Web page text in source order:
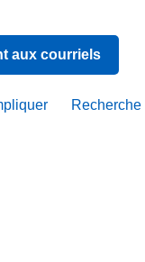
aux courriels
Recherche